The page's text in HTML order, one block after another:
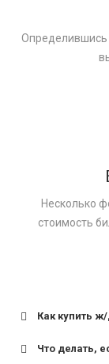
Определившись
Несколько
стоимость
Как купить
Что делать,